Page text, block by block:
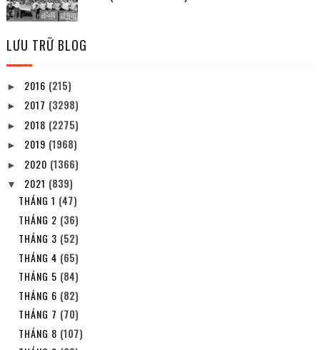
LƯU TRỮ BLOG
► 2016 (215)
► 2017 (3298)
► 2018 (2275)
► 2019 (1968)
► 2020 (1366)
▼ 2021 (839)
THÁNG 1 (47)
THÁNG 2 (36)
THÁNG 3 (52)
THÁNG 4 (65)
THÁNG 5 (84)
THÁNG 6 (82)
THÁNG 7 (70)
THÁNG 8 (107)